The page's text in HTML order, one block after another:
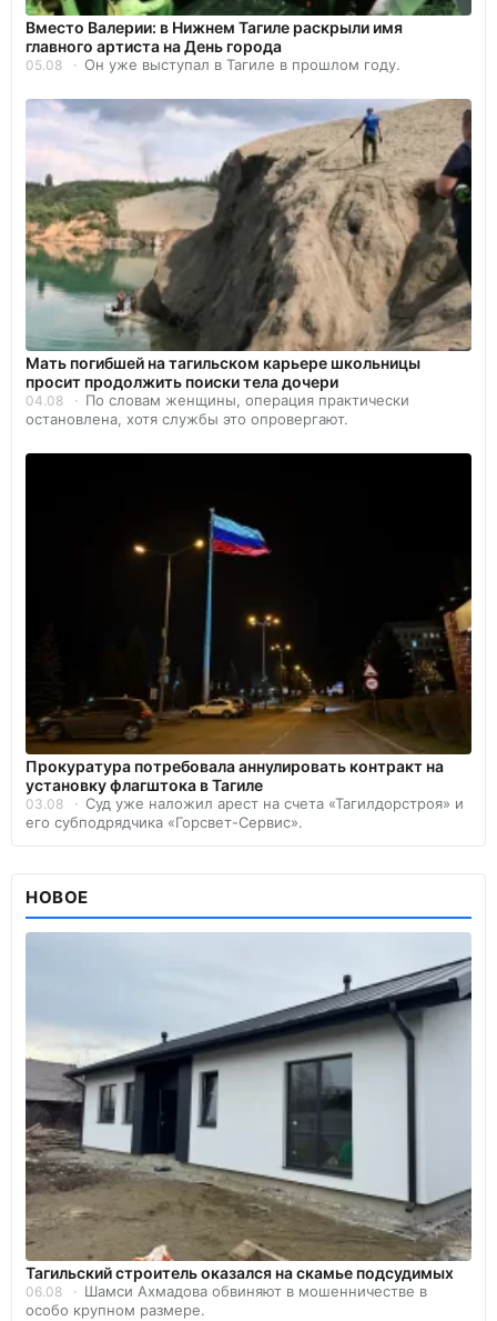
Вместо Валерии: в Нижнем Тагиле раскрыли имя
главного артиста на День города
05.08 Он уже выступал в Тагиле в прошлом году.
Мать погибшей на тагильском карьере школьницы
просит продолжить поиски тела дочери
04.08
По словам женщины, операция практически
остановлена, хотя службы это опровергают.
Прокуратура потребовала аннулировать контракт на
установку флагштока в Тагиле
03.08
Суд уже наложил арест на счета «Тагилдорстроя» и
его субподрядчика «Горсвет-Сервис».
НОВОЕ
Тагильский строитель оказался на скамье подсудимых
06.08
Шамси Ахмадова обвиняют в мошенничестве в
особо крупном размере.